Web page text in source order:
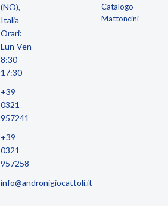
(NO),
Italia
Orari:
Lun-Ven
8:30 -
17:30
+39
0321
957241
+39
0321
957258
info@andronigiocattoli.it
Catalogo
Mattoncini